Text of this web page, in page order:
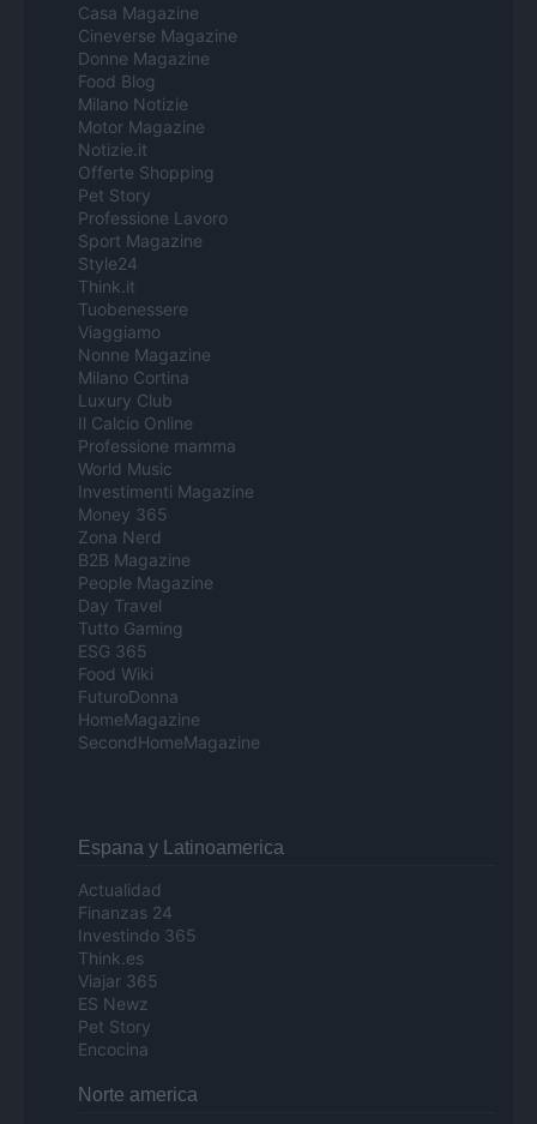
Casa Magazine
Cineverse Magazine
Donne Magazine
Food Blog
Milano Notizie
Motor Magazine
Notizie.it
Offerte Shopping
Pet Story
Professione Lavoro
Sport Magazine
Style24
Think.it
Tuobenessere
Viaggiamo
Nonne Magazine
Milano Cortina
Luxury Club
Il Calcio Online
Professione mamma
World Music
Investimenti Magazine
Money 365
Zona Nerd
B2B Magazine
People Magazine
Day Travel
Tutto Gaming
ESG 365
Food Wiki
FuturoDonna
HomeMagazine
SecondHomeMagazine
Espana y Latinoamerica
Actualidad
Finanzas 24
Investindo 365
Think.es
Viajar 365
ES Newz
Pet Story
Encocina
Norte america